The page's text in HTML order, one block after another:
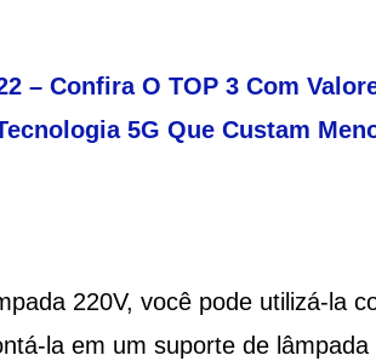
– Confira O TOP 3 Com
5G Que Custam
220V, você pode utilizá-la
la em um suporte de